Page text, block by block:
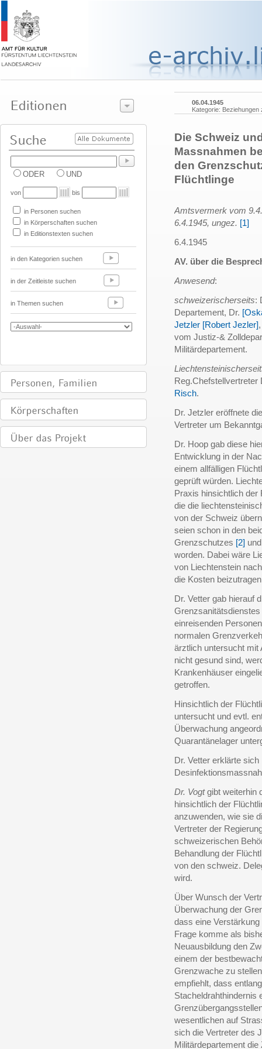
ODER UND
von bis
in Personen suchen
in Körperschaften suchen
in Editionstexten suchen
in den Kategorien suchen
in der Zeitleiste suchen
in Themen suchen
06.04.1945
Kategorie: Beziehungen
Die Schweiz
Massnahmen
den
Flüchtlinge
Amtsvermerk vom
6.4.1945, ungez. [1]
6.4.1945
AV. über die
Anwesend:
schweizerischerseits:
Departement, Dr.
Jetzler [Robert Jezler]
vom Justiz-&
Militärdepartement.
Reg.Chefstellvertreter
Risch.
Dr. Jetzler eröffnete
Vertreter um
Dr. Hoop gab diese
Entwicklung in der
einem allfälligen
geprüft würden.
Praxis hinsichtlich der
die die
von der Schweiz
seien schon in den
Grenzschutzes [2]
worden. Dabei wäre
von Liechtenstein
die Kosten
Dr. Vetter gab hierauf
einreisenden
normalen
ärztlich untersucht mit
nicht gesund sind,
Krankenhäuser
getroffen.
Hinsichtlich der
untersucht und evtl.
Überwachung
Quarantänelager
Dr. Vetter erklärte
Dr. Vogtgibt weiterhin
hinsichtlich der
anzuwenden, wie sie
Vertreter der
schweizerischen
Behandlung der
von den schweiz.
wird.
Über Wunsch der
Überwachung der
dass eine
Frage komme als
Neuausbildung den
einem der
Grenzwache zu
empfiehlt, dass
Stacheldrahthindernis
wesentlichen auf
sich die Vertreter des
Militärdepartement